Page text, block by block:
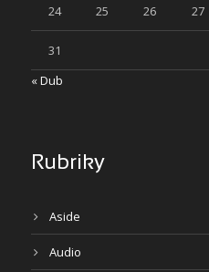
24 25 26 27
31
« Dub
Rubriky
Aside
Audio